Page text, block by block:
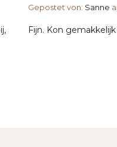
Gepostet von: Sanne
Fijn. Kon